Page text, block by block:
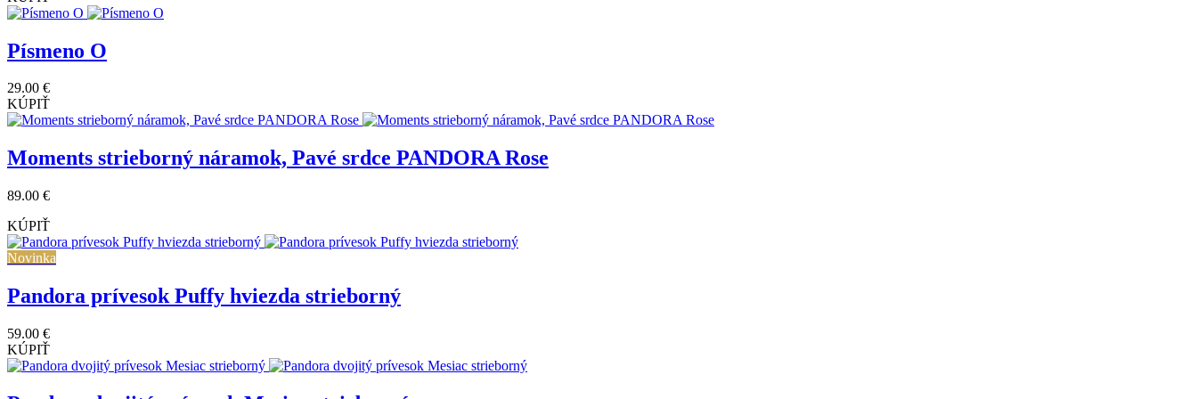
Písmeno O
29.00 €
KÚPIŤ
Moments strieborný náramok, Pavé srdce PANDORA Rose
89.00 €
KÚPIŤ
Novinka
Pandora prívesok Puffy hviezda strieborný
59.00 €
KÚPIŤ